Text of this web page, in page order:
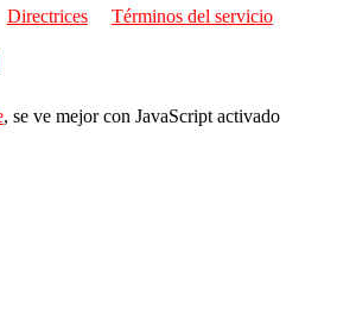
Directrices Términos del servicio
, se ve mejor con JavaScript activado